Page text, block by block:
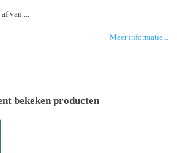
van ...
Meer informatie...
bekeken producten